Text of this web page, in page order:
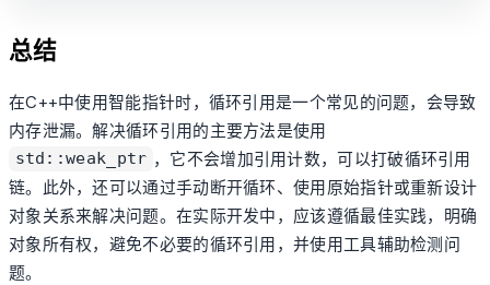
总结
在C++中使用智能指针时，循环引用是一个常见的问题，会导致
内存泄漏。解决循环引用的主要方法是使用
std::weak_ptr ，它不会增加引用计数，可以打破循环引用
链。此外，还可以通过手动断开循环、使用原始指针或重新设计
对象关系来解决问题。在实际开发中，应该遵循最佳实践，明确
对象所有权，避免不必要的循环引用，并使用工具辅助检测问
题。